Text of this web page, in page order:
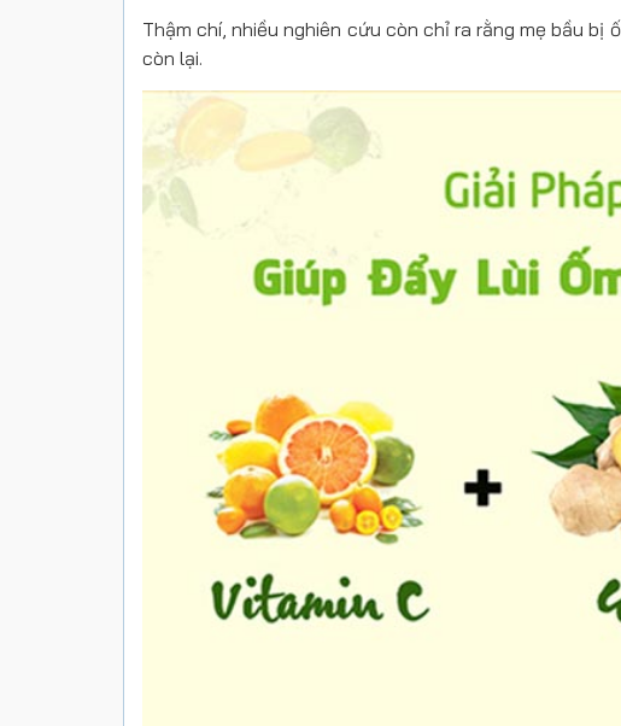
Thậm chí, nhiều nghiên cứu còn chỉ ra rằng mẹ bầu
còn lại.